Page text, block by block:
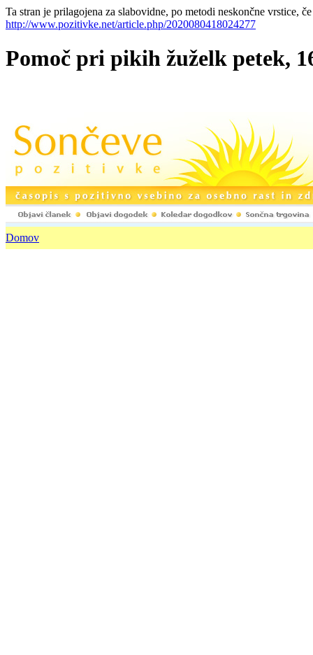
Ta stran je prilagojena za slabovidne, po metodi neskončne vrstice,
http://www.pozitivke.net/article.php/2020080418024277
Pomoč pri pikih žuželk petek,
Domov